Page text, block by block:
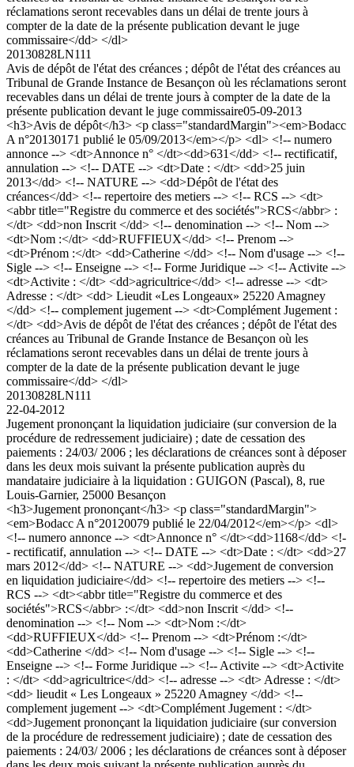
réclamations seront recevables dans un délai de trente jours à
compter de la date de la présente publication devant le juge
commissaire</dd> </dl>
20130828LN111
Avis de dépôt de l'état des créances ; dépôt de l'état des créances au
Tribunal de Grande Instance de Besançon où les réclamations seront
recevables dans un délai de trente jours à compter de la date de la
présente publication devant le juge commissaire05-09-2013
<h3>Avis de dépôt</h3> <p class="standardMargin"><em>Bodacc
A n°20130171 publié le 05/09/2013</em></p> <dl> <!-- numero
annonce --> <dt>Annonce n° </dt><dd>631</dd> <!-- rectificatif,
annulation --> <!-- DATE --> <dt>Date : </dt> <dd>25 juin
2013</dd> <!-- NATURE --> <dd>Dépôt de l'état des
créances</dd> <!-- repertoire des metiers --> <!-- RCS --> <dt>
<abbr title="Registre du commerce et des sociétés">RCS</abbr> :
</dt> <dd>non Inscrit </dd> <!-- denomination --> <!-- Nom -->
<dt>Nom :</dt> <dd>RUFFIEUX</dd> <!-- Prenom -->
<dt>Prénom :</dt> <dd>Catherine </dd> <!-- Nom d'usage --> <!--
Sigle --> <!-- Enseigne --> <!-- Forme Juridique --> <!-- Activite -->
<dt>Activite : </dt> <dd>agricultrice</dd> <!-- adresse --> <dt>
Adresse : </dt> <dd> Lieudit «Les Longeaux» 25220 Amagney
</dd> <!-- complement jugement --> <dt>Complément Jugement :
</dt> <dd>Avis de dépôt de l'état des créances ; dépôt de l'état des
créances au Tribunal de Grande Instance de Besançon où les
réclamations seront recevables dans un délai de trente jours à
compter de la date de la présente publication devant le juge
commissaire</dd> </dl>
20130828LN111
22-04-2012
Jugement prononçant la liquidation judiciaire (sur conversion de la
procédure de redressement judiciaire) ; date de cessation des
paiements : 24/03/ 2006 ; les déclarations de créances sont à déposer
dans les deux mois suivant la présente publication auprès du
mandataire judiciaire à la liquidation : GUIGON (Pascal), 8, rue
Louis-Garnier, 25000 Besançon
<h3>Jugement prononçant</h3> <p class="standardMargin">
<em>Bodacc A n°20120079 publié le 22/04/2012</em></p> <dl>
<!-- numero annonce --> <dt>Annonce n° </dt><dd>1168</dd> <!-
- rectificatif, annulation --> <!-- DATE --> <dt>Date : </dt> <dd>27
mars 2012</dd> <!-- NATURE --> <dd>Jugement de conversion
en liquidation judiciaire</dd> <!-- repertoire des metiers --> <!--
RCS --> <dt><abbr title="Registre du commerce et des
sociétés">RCS</abbr> :</dt> <dd>non Inscrit </dd> <!--
denomination --> <!-- Nom --> <dt>Nom :</dt>
<dd>RUFFIEUX</dd> <!-- Prenom --> <dt>Prénom :</dt>
<dd>Catherine </dd> <!-- Nom d'usage --> <!-- Sigle --> <!--
Enseigne --> <!-- Forme Juridique --> <!-- Activite --> <dt>Activite
: </dt> <dd>agricultrice</dd> <!-- adresse --> <dt> Adresse : </dt>
<dd> lieudit « Les Longeaux » 25220 Amagney </dd> <!--
complement jugement --> <dt>Complément Jugement : </dt>
<dd>Jugement prononçant la liquidation judiciaire (sur conversion
de la procédure de redressement judiciaire) ; date de cessation des
paiements : 24/03/ 2006 ; les déclarations de créances sont à déposer